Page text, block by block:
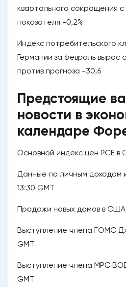
квартального сокращения
показателя -0,2%
Индекс потребительского
Германии за февраль вырос
против прогноза -30,6
Предстоящие
новости в
календаре
Основной индекс цен PCE в
Данные по личным доходам
13:30 GMT
Продажи новых домов в США
Выступление члена FOMC
GMT
Выступление члена MPC
GMT